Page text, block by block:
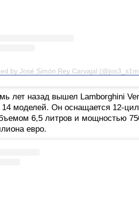
by José Simón Rey Carvajal
лет назад вышел Lamborghini
14 моделей. Он оснащается 12-
6,5 литров и мощностью
евро.